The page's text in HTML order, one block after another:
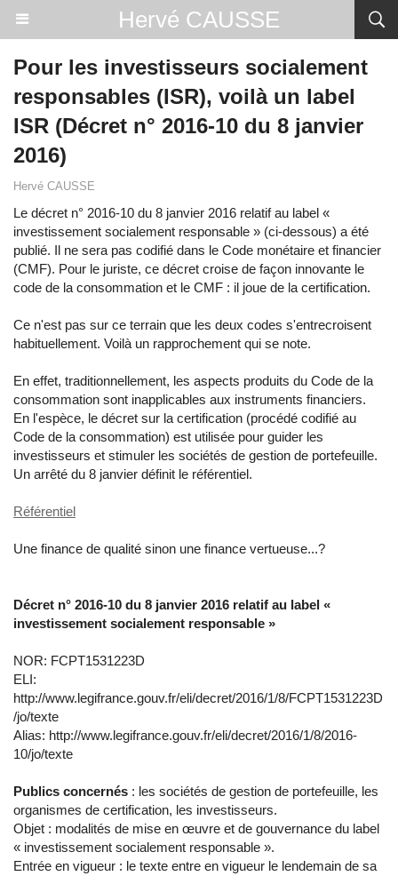
Hervé CAUSSE
Pour les investisseurs socialement
responsables (ISR), voilà un label
ISR (Décret n° 2016-10 du 8 janvier
2016)
Hervé CAUSSE
Le décret n° 2016-10 du 8 janvier 2016 relatif au label «
investissement socialement responsable » (ci-dessous) a été
publié. Il ne sera pas codifié dans le Code monétaire et financier
(CMF). Pour le juriste, ce décret croise de façon innovante le
code de la consommation et le CMF : il joue de la certification.
Ce n'est pas sur ce terrain que les deux codes s'entrecroisent
habituellement. Voilà un rapprochement qui se note.
En effet, traditionnellement, les aspects produits du Code de la
consommation sont inapplicables aux instruments financiers.
En l'espèce, le décret sur la certification (procédé codifié au
Code de la consommation) est utilisée pour guider les
investisseurs et stimuler les sociétés de gestion de portefeuille.
Un arrêté du 8 janvier définit le référentiel.
Référentiel
Une finance de qualité sinon une finance vertueuse...?
Décret n° 2016-10 du 8 janvier 2016 relatif au label «
investissement socialement responsable »
NOR: FCPT1531223D
ELI:
http://www.legifrance.gouv.fr/eli/decret/2016/1/8/FCPT1531223D
/jo/texte
Alias: http://www.legifrance.gouv.fr/eli/decret/2016/1/8/2016-
10/jo/texte
Publics concernés : les sociétés de gestion de portefeuille, les
organismes de certification, les investisseurs.
Objet : modalités de mise en œuvre et de gouvernance du label
« investissement socialement responsable ».
Entrée en vigueur : le texte entre en vigueur le lendemain de sa